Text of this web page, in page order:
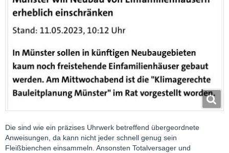
Die sind wie ein präzises Uhrwerk betreffend übergeordnete
Anweisungen, da kann nicht jeder schnell genug sein
Fleißbienchen einsammeln. Ansonsten Totalversager und